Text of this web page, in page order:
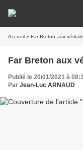
Accueil » Far Breton aux
Far Breton aux
Publié le 20/01/2021 à
Par Jean-Luc ARNAUD